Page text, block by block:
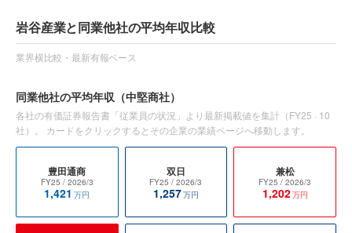
岩谷産業と同業他社の平均年収比較
業界横比較・最新有報ベース
同業他社の平均年収 （中堅商社）
各社の有価証券報告書「従業員の状況」より最新掲載値を集計（FY25 · 10
社）。 カードをクリックするとその企業の業績ページへ移動します。
豊田通商
FY25 / 2026/3
1,421 万円
双日
FY25 / 2026/3
1,257万円
兼松
FY25 / 2026/3
1,202万円